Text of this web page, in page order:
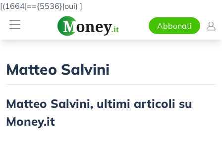
[(1664|=={5536}|oui) ]
Abbonati
Matteo Salvini
Matteo Salvini, ultimi articoli su
Money.it